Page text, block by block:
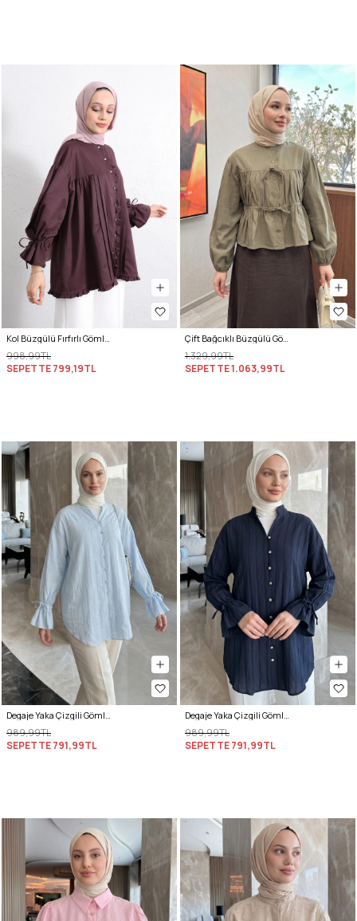
Kol Büzgülü Fırfırlı Gömlek Y0093 MÜRDÜM
998,99TL
SEPETTE799,19TL
Çift Bağcıklı Büzgülü Gömlek Y0099 - AÇIK HAKİ
1.329,99TL
SEPETTE1.063,99TL
Degaje Yaka Çizgili Gömlek Y0121 - BEBE MAVİSİ
989,99TL
SEPETTE791,99TL
Degaje Yaka Çizgili Gömlek Y0121 - LACİVERT
989,99TL
SEPETTE791,99TL